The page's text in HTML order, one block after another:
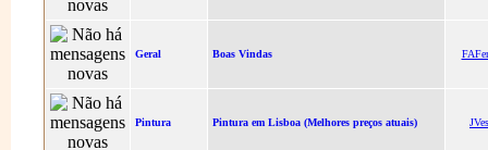
Geral Boas Vindas
Pintura Pintura em Lisboa (Melhores preços atuais)